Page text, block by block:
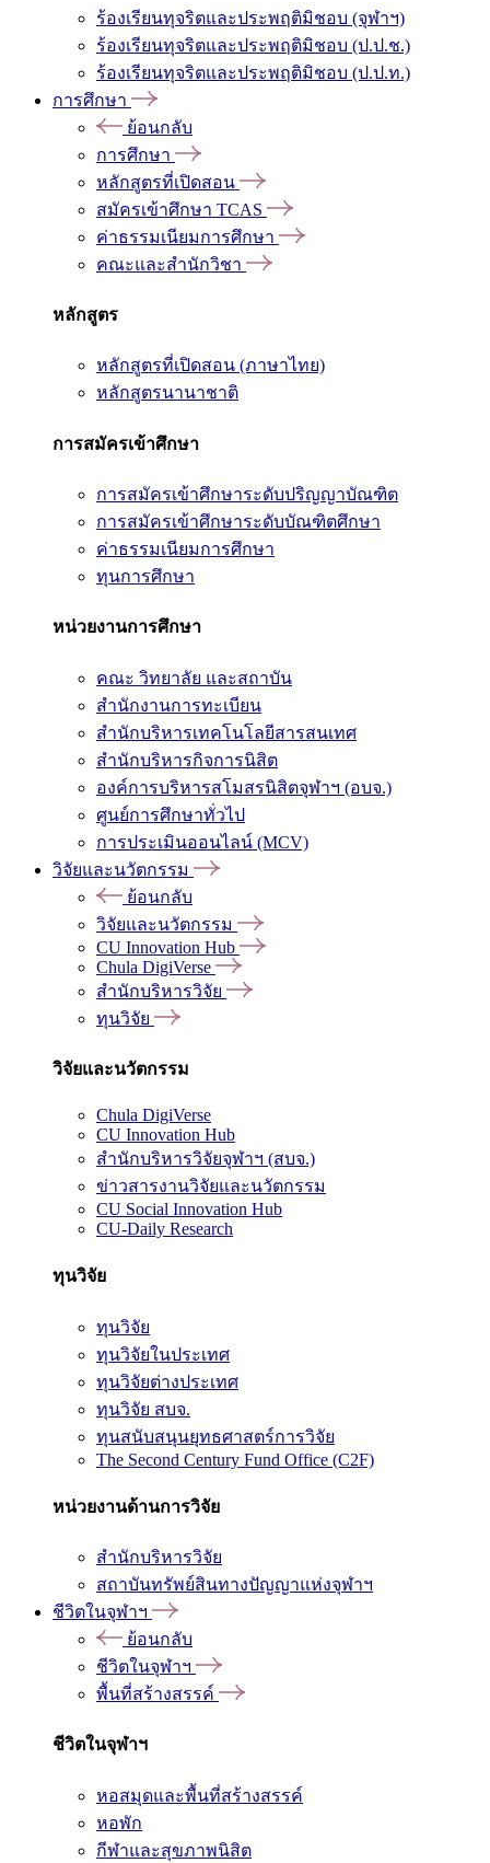
ร้องเรียนทุจริตและประพฤติมิชอบ (จุฬาฯ)
ร้องเรียนทุจริตและประพฤติมิชอบ (ป.ป.ช.)
ร้องเรียนทุจริตและประพฤติมิชอบ (ป.ป.ท.)
การศึกษา
ย้อนกลับ
การศึกษา
หลักสูตรที่เปิดสอน
สมัครเข้าศึกษา TCAS
ค่าธรรมเนียมการศึกษา
คณะและสำนักวิชา
หลักสูตร
หลักสูตรที่เปิดสอน (ภาษาไทย)
หลักสูตรนานาชาติ
การสมัครเข้าศึกษา
การสมัครเข้าศึกษาระดับปริญญาบัณฑิต
การสมัครเข้าศึกษาระดับบัณฑิตศึกษา
ค่าธรรมเนียมการศึกษา
ทุนการศึกษา
หน่วยงานการศึกษา
คณะ วิทยาลัย และสถาบัน
สำนักงานการทะเบียน
สำนักบริหารเทคโนโลยีสารสนเทศ
สำนักบริหารกิจการนิสิต
องค์การบริหารสโมสรนิสิตจุฬาฯ (อบจ.)
ศูนย์การศึกษาทั่วไป
การประเมินออนไลน์ (MCV)
วิจัยและนวัตกรรม
ย้อนกลับ
วิจัยและนวัตกรรม
CU Innovation Hub
Chula DigiVerse
สำนักบริหารวิจัย
ทุนวิจัย
วิจัยและนวัตกรรม
Chula DigiVerse
CU Innovation Hub
สำนักบริหารวิจัยจุฬาฯ (สบจ.)
ข่าวสารงานวิจัยและนวัตกรรม
CU Social Innovation Hub
CU-Daily Research
ทุนวิจัย
ทุนวิจัย
ทุนวิจัยในประเทศ
ทุนวิจัยต่างประเทศ
ทุนวิจัย สบจ.
ทุนสนับสนุนยุทธศาสตร์การวิจัย
The Second Century Fund Office (C2F)
หน่วยงานด้านการวิจัย
สำนักบริหารวิจัย
สถาบันทรัพย์สินทางปัญญาแห่งจุฬาฯ
ชีวิตในจุฬาฯ
ย้อนกลับ
ชีวิตในจุฬาฯ
พื้นที่สร้างสรรค์
ชีวิตในจุฬาฯ
หอสมุดและพื้นที่สร้างสรรค์
หอพัก
กีฬาและสุขภาพนิสิต